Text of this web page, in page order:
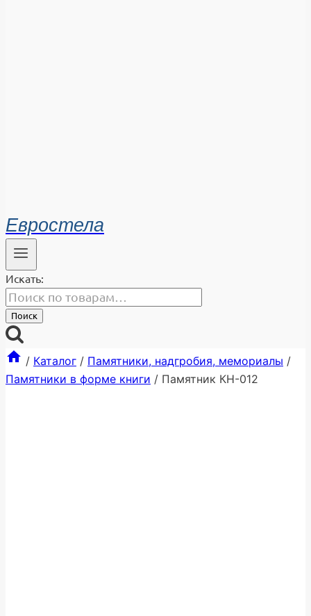
Евростела
Искать:
Поиск
/ Каталог / Памятники, надгробия, мемориалы /
Памятники в форме книги / Памятник КН-012